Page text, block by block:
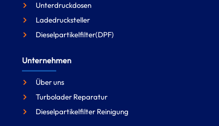
Unterdruckdosen
Ladedrucksteller
Dieselpartikelfilter(DPF)
Unternehmen
Über uns
Turbolader Reparatur
Dieselpartikelfilter Reinigung